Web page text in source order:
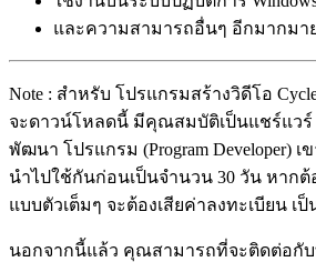
และความสามารถอื่นๆ อีกมากมา
Note : สำหรับ โปรแกรมสร้างวิดีโอ
จะดาวน์โหลดนี้ มีคุณสมบัติเป็นแชร์แวร์
พัฒนา โปรแกรม (Program Developer)
นำไปใช้กันก่อนเป็นจำนวน 30 วัน หาก
แบบตัวเต็มๆ จะต้องเสียค่าลงทะเบียน เป็
นอกจากนี้แล้ว คุณสามารถที่จะติดต่อกั